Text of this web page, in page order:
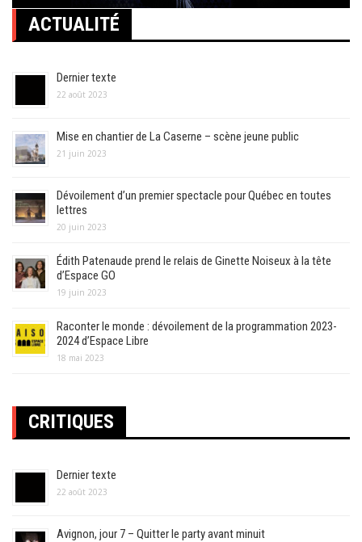
ACTUALITÉ
Dernier texte
22 août 2023
Mise en chantier de La Caserne – scène jeune public
21 juin 2023
Dévoilement d’un premier spectacle pour Québec en toutes
lettres
20 juin 2023
Édith Patenaude prend le relais de Ginette Noiseux à la tête
d’Espace GO
19 juin 2023
Raconter le monde : dévoilement de la programmation 2023-
2024 d’Espace Libre
18 mai 2023
CRITIQUES
Dernier texte
22 août 2023
Avignon, jour 7 – Quitter le party avant minuit